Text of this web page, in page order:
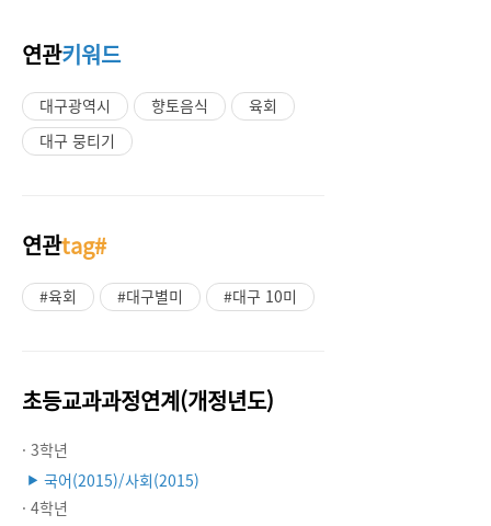
연관키워드
대구광역시 향토음식
육회
대구 뭉티기
연관tag#
#육회 #대구별미 #대구 10미
초등교과과정연계(개정년도)
· 3학년
▶ 국어(2015)/사회(2015)
· 4학년